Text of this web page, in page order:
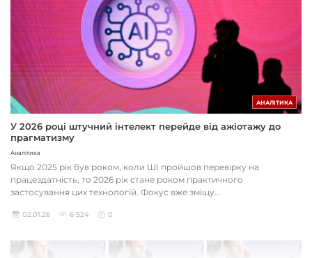
АНАЛІТИКА
У 2026 році штучний інтелект перейде від ажіотажу до
прагматизму
Аналітика
Якщо 2025 рік був роком, коли ШІ пройшов перевірку на
працездатність, то 2026 рік стане роком практичного
застосування цих технологій. Фокус вже зміщу...
02.01.26 6 524 0